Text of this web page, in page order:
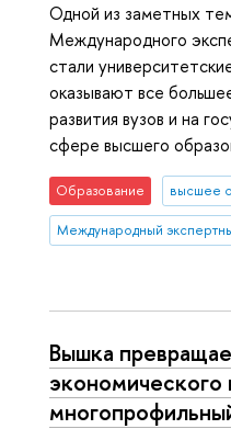
Одной из заметных
Международного
стали
оказывают все
развития вузов и на
сфере высшего
Образование высшее
Международный
Вышка
экономического